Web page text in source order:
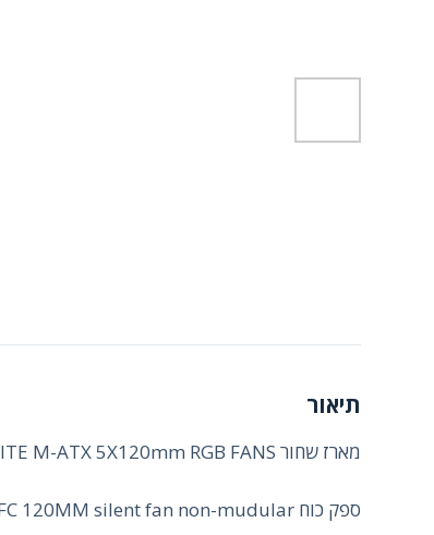
תיאור
מארז שחור Antec CX200M RGB ELITE M-ATX 5X120mm RGB FANS
ספק כוח ANTEC ATOM V750 Active PFC 120MM silent fan non-mudular